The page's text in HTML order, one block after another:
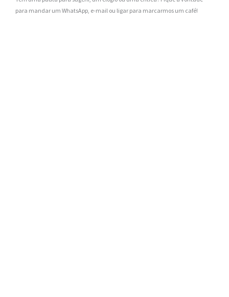
para mandar um WhatsApp, e-mail ou ligar para marcarmos um café!